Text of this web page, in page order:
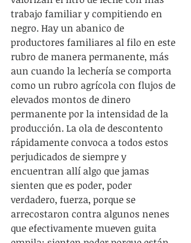
trabajo familiar y compitiendo en
negro. Hay un abanico de
productores familiares al filo en este
rubro de manera permanente, más
aun cuando la lechería se comporta
como un rubro agrícola con flujos de
elevados montos de dinero
permanente por la intensidad de la
producción. La ola de descontento
rápidamente convoca a todos estos
perjudicados de siempre y
encuentran allí algo que jamas
sienten que es poder, poder
verdadero, fuerza, porque se
arrecostaron contra algunos nenes
que efectivamente mueven guita